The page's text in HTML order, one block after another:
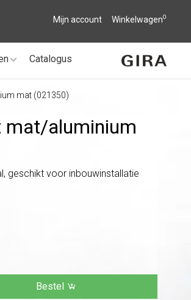
Mijn account Winkelwagen0
Catalogus
mat (021350)
mat/aluminium
geschikt voor inbouwinstallatie
Bestel